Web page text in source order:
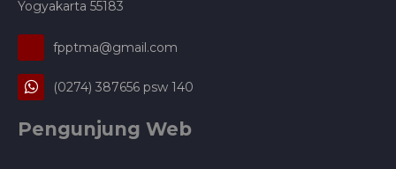
Yogyakarta 55183
fpptma@gmail.com
(0274) 387656 psw 140
Pengunjung Web